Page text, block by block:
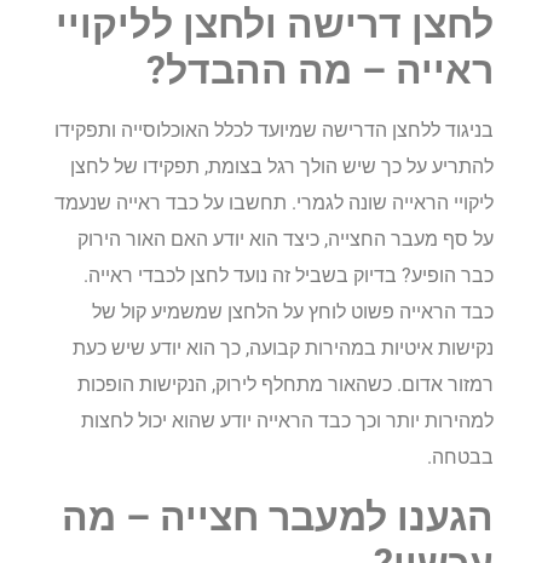
לחצן דרישה ולחצן לליקויי
ראייה – מה ההבדל?
בניגוד ללחצן הדרישה שמיועד לכלל האוכלוסייה ותפקידו
להתריע על כך שיש הולך רגל בצומת, תפקידו של לחצן
ליקויי הראייה שונה לגמרי. תחשבו על כבד ראייה שנעמד
על סף מעבר החצייה, כיצד הוא יודע האם האור הירוק
כבר הופיע? בדיוק בשביל זה נועד לחצן לכבדי ראייה.
כבד הראייה פשוט לוחץ על הלחצן שמשמיע קול של
נקישות איטיות במהירות קבועה, כך הוא יודע שיש כעת
רמזור אדום. כשהאור מתחלף לירוק, הנקישות הופכות
למהירות יותר וכך כבד הראייה יודע שהוא יכול לחצות
בבטחה.
הגענו למעבר חצייה – מה